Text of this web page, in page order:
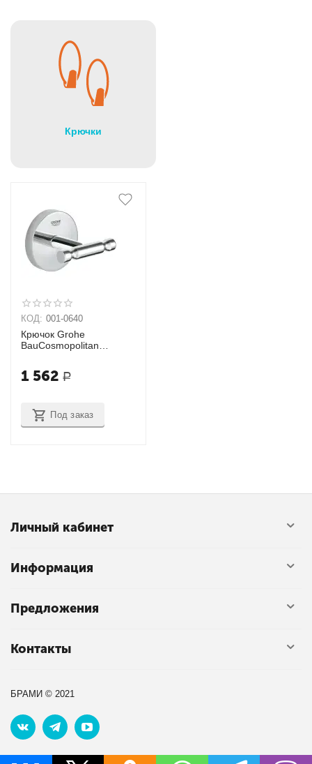
Крючки
КОД: 001-0640
Крючок Grohe
BauCosmopolitan
1 562 Р
Под заказ
Личный кабинет
Информация
Предложения
Контакты
БРАМИ © 2021